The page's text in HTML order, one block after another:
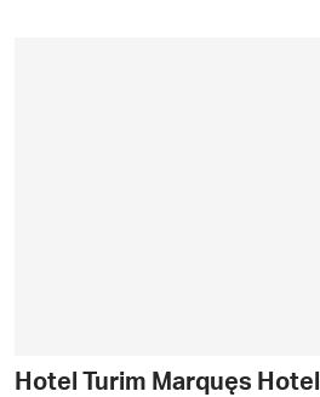
Hotel Turim Marquęs Hotel